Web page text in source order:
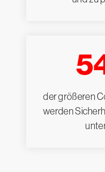
der größeren
werden